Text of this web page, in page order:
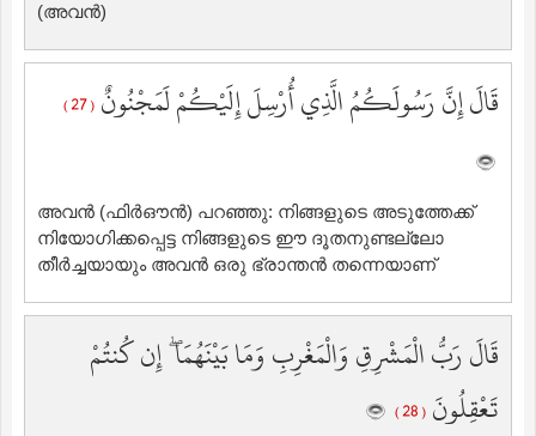
(അവന്‍)
قَالَ إِنَّ رَسُولَكُمُ الَّذِي أُرْسِلَ إِلَيْكُمْ لَمَجْنُونٌ ( 27 )
അവന്‍ (ഫിര്‍ഔന്‍) പറഞ്ഞു: നിങ്ങളുടെ അടുത്തേക്ക്
നിയോഗിക്കപ്പെട്ട നിങ്ങളുടെ ഈ ദൂതനുണ്ടല്ലോ
തീര്‍ച്ചയായും അവന്‍ ഒരു ഭ്രാന്തന്‍ തന്നെയാണ്‌
قَالَ رَبُّ الْمَشْرِقِ وَالْمَغْرِبِ وَمَا بَيْنَهُمَا ۖ إِن كُنتُمْ
تَعْقِلُونَ ( 28 )